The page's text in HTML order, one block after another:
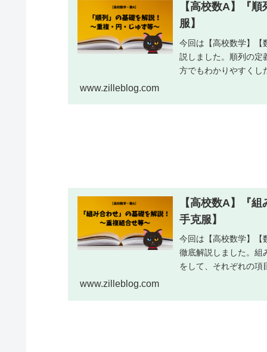
【高校数A】『
服】
今回は【高校数学】【
説しました。順列の定
方でもわかりやすくし
www.zilleblog.com
【高校数A】『
手克服】
今回は【高校数学】【
徹底解説しました。組
をして、それぞれの項
www.zilleblog.com